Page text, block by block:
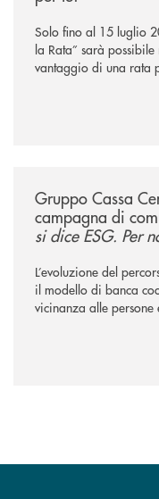
Solo fino al 15 luglio
la Rata” sarà
vantaggio di una rata
Gruppo Cassa
campagna di
si dice ESG. Per
L’evoluzione del
il modello di banca
vicinanza alle